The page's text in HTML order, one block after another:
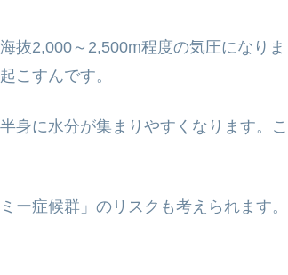
抜2,000～2,500m程度の気圧になりま
こすんです。
身に水分が集まりやすくなります。こ
ー症候群」のリスクも考えられます。